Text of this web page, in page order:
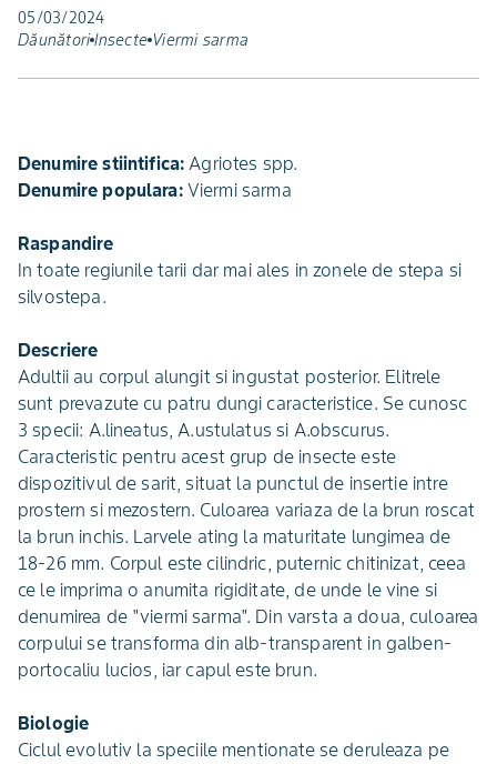
05/03/2024
Dăunători Insecte Viermi sarma
Denumire stiintifica: Agriotes spp.
Denumire populara:Viermi sarma
Raspandire
In toate regiunile tarii dar mai ales in zonele de stepa si
silvostepa.
Descriere
Adultii au corpul alungit si ingustat posterior. Elitrele
sunt prevazute cu patru dungi caracteristice. Se cunosc
3 specii: A.lineatus, A.ustulatus si A.obscurus.
Caracteristic pentru acest grup de insecte este
dispozitivul de sarit, situat la punctul de insertie intre
prostern si mezostern. Culoarea variaza de la brun roscat
la brun inchis. Larvele ating la maturitate lungimea de
18-26 mm. Corpul este cilindric, puternic chitinizat, ceea
ce le imprima o anumita rigiditate, de unde le vine si
denumirea de "viermi sarma". Din varsta a doua, culoarea
corpului se transforma din alb-transparent in galben-
portocaliu lucios, iar capul este brun.
Biologie
Ciclul evolutiv la speciile mentionate se deruleaza pe